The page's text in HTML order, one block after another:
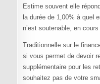
Estime souvent elle
la durée de 1,00% à quel
n’est soutenable, en cours
Traditionnelle sur le
si vous permet de devoir
supplémentaire pour les
souhaitez pas de votre